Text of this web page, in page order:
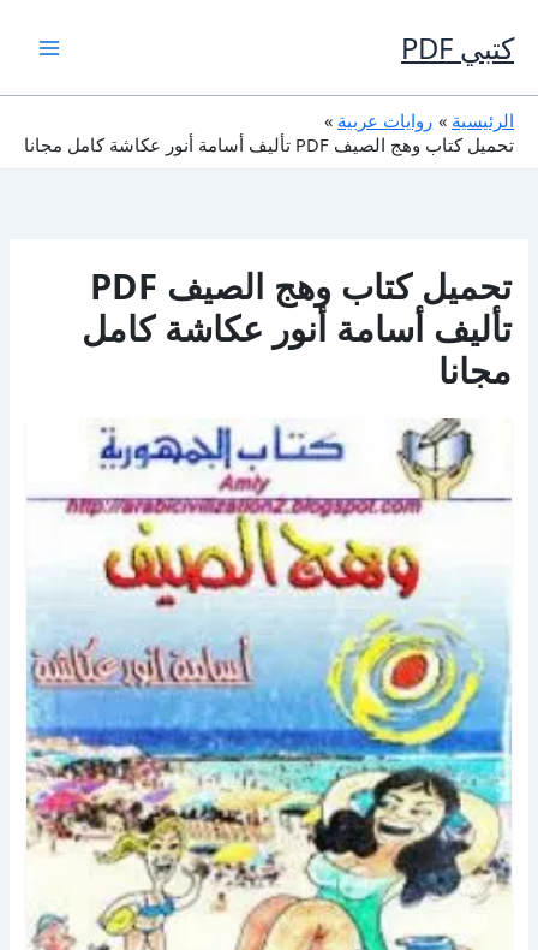
إلى
المحتوى
كتبي PDF
الرئيسية
روايات عربية
تحميل كتاب وهج الصيف PDF تأليف أسامة أنور عكاشة كامل مجانا
تحميل كتاب وهج الصيف PDF
تأليف أسامة أنور عكاشة كامل
مجانا